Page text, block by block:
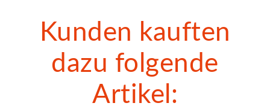
Kunden kauften
dazu folgende
Artikel: